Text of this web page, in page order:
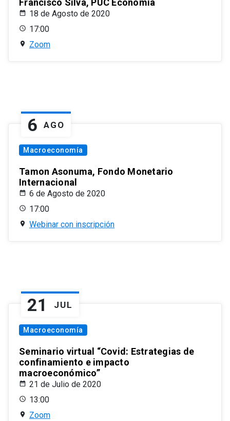
Francisco Silva, PUC Economía
18 de Agosto de 2020
17:00
Zoom
6 AGO
Macroeconomía
Tamon Asonuma, Fondo Monetario
Internacional
6 de Agosto de 2020
17:00
Webinar con inscripción
21 JUL
Macroeconomía
Seminario virtual “Covid: Estrategias de
confinamiento e impacto
macroeconómico”
21 de Julio de 2020
13:00
Zoom